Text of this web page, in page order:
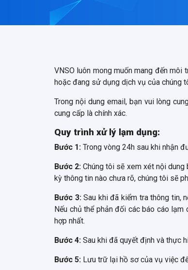
VNSO luôn mong muốn mang đến
hoặc đang sử dụng dịch vụ của chúng
Trong nội dung email, bạn vui lòng
cung cấp là chính xác.
Quy trình xử lý lạm dụng:
Bước 1: Trong vòng 24h sau khi nhận
Bước 2: Chúng tôi sẽ xem xét nội
kỳ thông tin nào chưa rõ, chúng tôi sẽ
Bước 3:Sau khi đã kiểm tra thông tin,
Nếu chủ thể phản đối các báo cáo
hợp nhất.
Bước 4: Sau khi đã quyết định và thực
Bước 5: Lưu trữ lại hồ sơ của vụ việc